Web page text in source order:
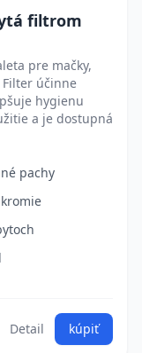
filtrom
pre mačky,
účinne
hygienu
a je dostupná
pachy
Detail kúpiť